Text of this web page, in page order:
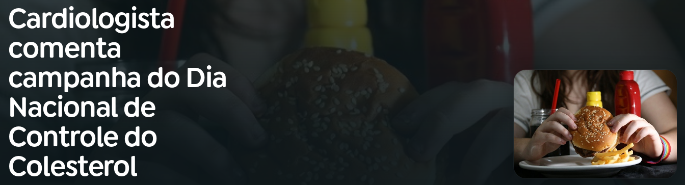
Buscar
na
Rádio
Nacional
AO VIVO
01INÍCIO
02A RÁDIO
03 PROGRAMAÇÃO
04PROGRAMAS
Cardiologista
comenta
campanha do Dia
Nacional de
Controle do
Colesterol